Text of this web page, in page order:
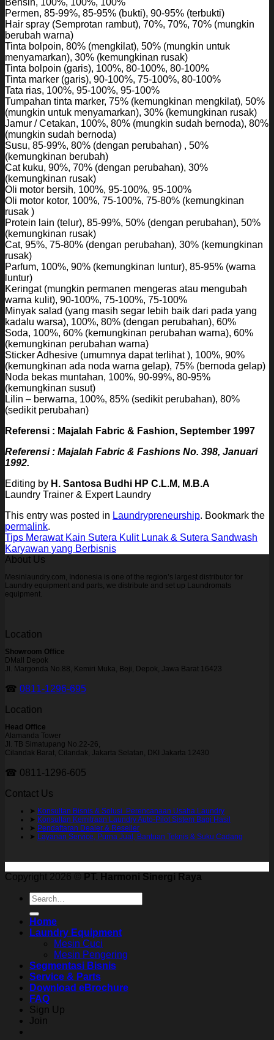
Permen, 85-99%, 85-95% (bukti), 90-95% (terbukti)
Hair spray (Semprotan rambut), 70%, 70%, 70% (mungkin
berubah warna)
Tinta bolpoin, 80% (mengkilat), 50% (mungkin untuk
menyamarkan), 30% (kemungkinan rusak)
Tinta bolpoin (garis), 100%, 80-100%, 80-100%
Tinta marker (garis), 90-100%, 75-100%, 80-100%
Tata rias, 100%, 95-100%, 95-100%
Tumpahan tinta marker, 75% (kemungkinan mengkilat), 50%
(mungkin untuk menyamarkan), 30% (kemungkinan rusak)
Jamur / Cetakan, 100%, 80% (mungkin sudah bernoda), 80%
(mungkin sudah bernoda)
Susu, 85-99%, 80% (dengan perubahan) , 50%
(kemungkinan berubah)
Cat kuku, 90%, 70% (dengan perubahan), 30%
(kemungkinan rusak)
Oli motor bersih, 100%, 95-100%, 95-100%
Oli motor kotor, 100%, 75-100%, 75-80% (kemungkinan
rusak )
Protein lain (telur), 85-99%, 50% (dengan perubahan), 50%
(kemungkinan rusak)
Cat, 95%, 75-80% (dengan perubahan), 30% (kemungkinan
rusak)
Parfum, 100%, 90% (kemungkinan luntur), 85-95% (warna
luntur)
Keringat (mungkin permanen mengeras atau mengubah
warna kulit), 90-100%, 75-100%, 75-100%
Minyak salad (yang masih segar lebih baik dari pada yang
kadalu warsa), 100%, 80% (dengan perubahan), 60%
Soda, 100%, 60% (kemungkinan perubahan warna), 60%
(kemungkinan perubahan warna)
Sticker Adhesive (umumnya dapat terlihat ), 100%, 90%
(kemungkinan ada noda warna gelap), 75% (bernoda gelap)
Noda bekas muntahan, 100%, 90-99%, 80-95%
(kemungkinan susut)
Lilin – berwarna, 100%, 85% (sedikit perubahan), 80%
(sedikit perubahan)
Referensi : Majalah Fabric & Fashion, September 1997
Referensi : Majalah Fabric & Fashions No. 398, Januari
1992.
Editing by H. Santosa Budhi HP C.L.M, M.B.A
Laundry Trainer & Expert Laundry
This entry was posted in Laundrypreneurship. Bookmark the
permalink.
Tips Merawat Kain Sutera Kulit Lunak & Sutera Sandwash
Karyawan yang Berbisnis
About Us
Mesinlaundry.com, Indonesia is one of the region’s largest distributor for
Laundry equipment and parts, we distribute and set up Laundromats
equipment.
Location
Showroom Office
DMall Depok
Jl. Margonda No.88, Kemiri Muka, Beji, Depok, Jawa Barat 16423
☎ 0811-1296-695
Location
Head Office
Alamanda Tower
Jl. TB Simatupang No.22-26,
Cilandak Barat, Cilandak, Jakarta Selatan, DKI Jakarta 12430
☎ 0811-1296-605
Contact Us
➤ Konsultan Bisnis & Solusi Perencanaan Usaha Laundry
➤ Konsultan Kemitraan Laundry Auto-Pilot Sistem Bagi Hasil
➤ Pendaftaran Dealer & Reseller
➤ Layanan Service, Purna Jual, Bantuan Teknis & Suku Cadang
Copyright 2026 ©
PT. Harmoni Sinergi Raya
Search
for:
Home
Laundry Equipment
Mesin Cuci
Mesin Pengering
Segmentasi Bisnis
Service & Parts
Download eBrochure
FAQ
Sign Up
Join